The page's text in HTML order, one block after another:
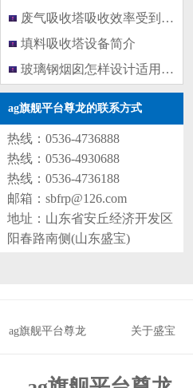
废气吸收塔吸收效率受到影响主要
填料吸收塔设备简介
玻璃钢烟囱怎样设计适用于各种设
ag旗舰平台尊龙的联系方式
热线：0536-4736888
热线：0536-4930688
热线：0536-4736188
邮箱： sbfrp@126.com
地址：山东省安丘经济开发区
阳春路南侧(山东盛宝)
ag旗舰平台尊龙 关于盛宝